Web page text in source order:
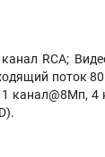
RCA;